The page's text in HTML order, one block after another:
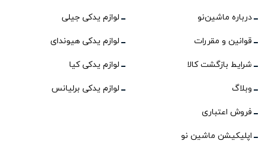
درباره ماشین‌نو
قوانین و مقررات
شرایط بازگشت کالا
وبلاگ
فروش اعتباری
اپلیکیشن ماشین نو
لوازم یدکی جیلی
لوازم یدکی هیوندای
لوازم یدکی کیا
لوازم یدکی برلیانس